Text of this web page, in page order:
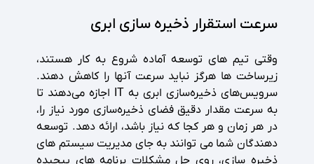
سرعت استقرار ذخیره سازی ابری
وقتی تیم های توسعه آماده شروع به کار هستند،
زیرساخت ها هرگز نباید سرعت آنها را کاهش دهند.
سرویس‌های ذخیره‌سازی ابری به IT اجازه می‌دهند تا
به سرعت مقدار دقیق فضای ذخیره‌سازی مورد نیاز را،
در هر زمان و هر کجا که نیاز باشد، ارائه دهد. توسعه
دهندگان شما می توانند به جای مدیریت سیستم های
ذخیره سازی، روی حل مشکلات برنامه های پیچیده